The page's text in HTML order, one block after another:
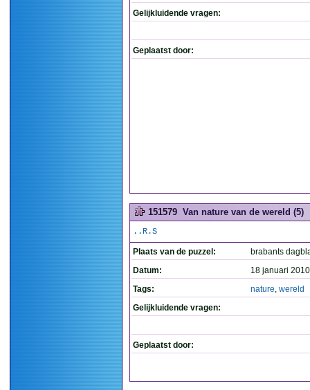
Gelijkluidende vragen:
Geplaatst door:
151579 Van nature van de wereld (5)
..R.S
Plaats van de puzzel:
brabants
Datum:
18 januari
Tags:
nature, wereld
Gelijkluidende vragen:
Geplaatst door: